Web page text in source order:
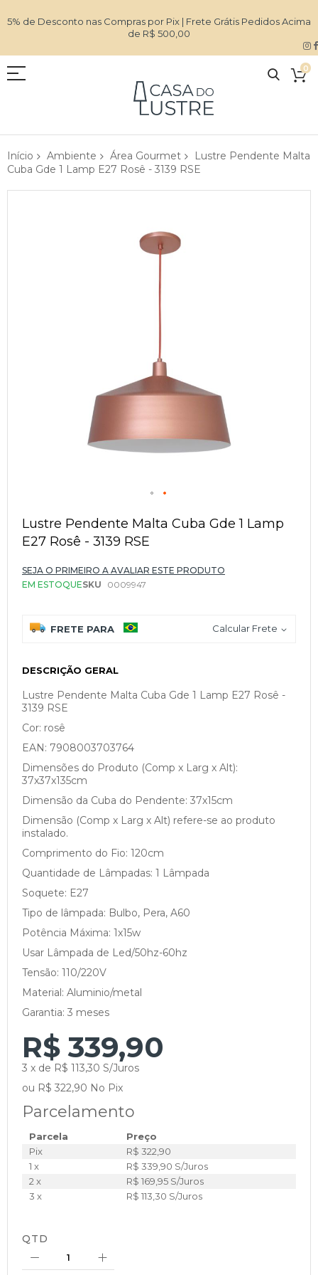
5% de Desconto nas Compras por Pix | Frete Grátis Pedidos Acima
de R$ 500,00
0
Início Ambiente Área Gourmet
Lustre Pendente Malta
Cuba Gde 1 Lamp E27 Rosê - 3139 RSE
para
o
início
Galeria
de
Lustre Pendente Malta Cuba Gde 1 Lamp
E27 Rosê - 3139 RSE
SEJA O PRIMEIRO A AVALIAR ESTE PRODUTO
EM ESTOQUESKU 0009947
FRETE PARA Calcular Frete
DESCRIÇÃO GERAL
Lustre Pendente Malta Cuba Gde 1 Lamp E27 Rosê -
3139 RSE
Cor: rosê
EAN: 7908003703764
Dimensões do Produto (Comp x Larg x Alt):
37x37x135cm
Dimensão da Cuba do Pendente: 37x15cm
Dimensão (Comp x Larg x Alt) refere-se ao produto
instalado.
Comprimento do Fio: 120cm
Quantidade de Lâmpadas: 1 Lâmpada
Soquete: E27
Tipo de lâmpada: Bulbo, Pera, A60
Potência Máxima: 1x15w
Usar Lâmpada de Led/50hz-60hz
Tensão: 110/220V
Material: Aluminio/metal
Garantia: 3 meses
R$ 339,90
3 x de R$ 113,30 S/Juros
ou R$ 322,90 No Pix
Parcelamento
Parcela
Preço
Pix
R$ 322,90
1 x
R$ 339,90 S/Juros
2 x
R$ 169,95 S/Juros
3 x
R$ 113,30 S/Juros
QTD